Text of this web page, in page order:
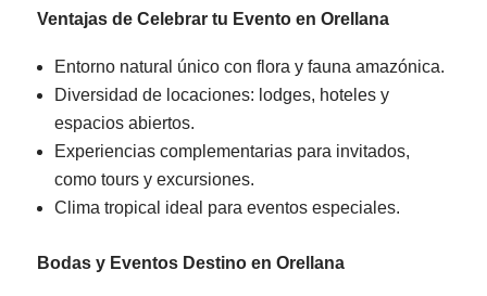
Ventajas de Celebrar tu Evento en Orellana
Entorno natural único con flora y fauna amazónica.
Diversidad de locaciones: lodges, hoteles y
espacios abiertos.
Experiencias complementarias para invitados,
como tours y excursiones.
Clima tropical ideal para eventos especiales.
Bodas y Eventos Destino en Orellana